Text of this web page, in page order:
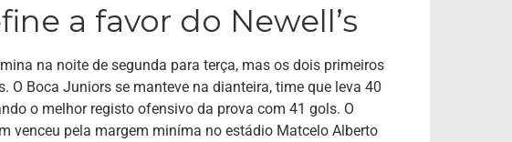
a favor do Newell’s
na noite de segunda para terça, mas os dois primeiros
Boca Juniors se manteve na dianteira, time que leva 40
o melhor registo ofensivo da prova com 41 gols. O
venceu pela margem miníma no estádio Matcelo Alberto